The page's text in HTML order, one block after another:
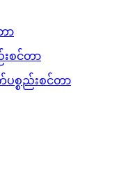
ာ
းစင်တာ
ပစ္စည်းစင်တာ